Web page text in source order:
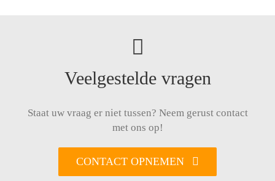
Veelgestelde vragen
Staat uw vraag er niet tussen? Neem gerust contact
met ons op!
CONTACT OPNEMEN